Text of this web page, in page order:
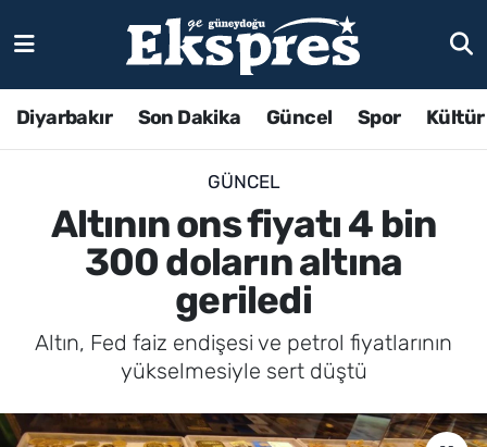
Diyarbakır Son Dakika Güncel Spor
GÜNCEL
Altının ons fiyatı 4 bin
300 doların altına
geriledi
Altın, Fed faiz endişesi ve petrol fiyatlarının
yükselmesiyle sert düştü